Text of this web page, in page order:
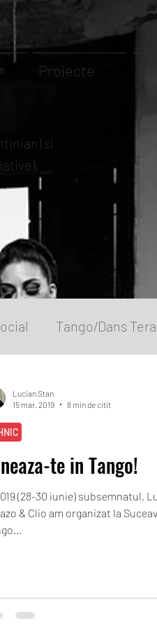
Proiecte
si
Tango/Dans
te in Tango!
(28-30 iunie) subsemnatul,
& Clio am organizat la
Lucian Stan
15 mar. 2019
8 min de citit